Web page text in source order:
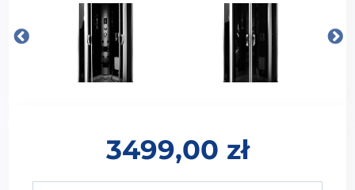
3499,00 zł